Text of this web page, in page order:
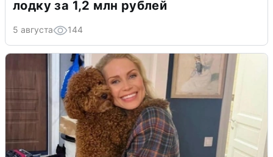
лодку за 1,2 млн рублей
5 августа 144